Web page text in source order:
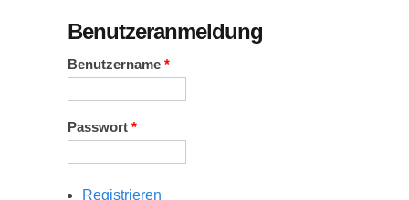
Benutzeranmeldung
Benutzername *
Passwort *
Registrieren